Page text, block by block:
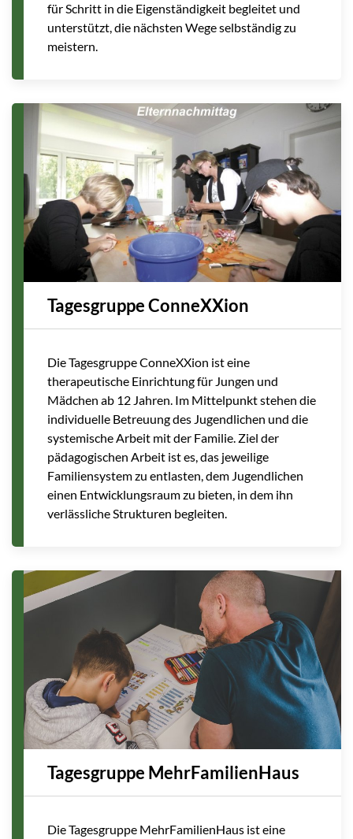
für Schritt in die Eigenständigkeit begleitet und
unterstützt, die nächsten Wege selbständig zu
meistern.
Tagesgruppe ConneXXion
Die Tagesgruppe ConneXXion ist eine
therapeutische Einrichtung für Jungen und
Mädchen ab 12 Jahren. Im Mittelpunkt stehen die
individuelle Betreuung des Jugendlichen und die
systemische Arbeit mit der Familie. Ziel der
pädagogischen Arbeit ist es, das jeweilige
Familiensystem zu entlasten, dem Jugendlichen
einen Entwicklungsraum zu bieten, in dem ihn
verlässliche Strukturen begleiten.
Tagesgruppe MehrFamilienHaus
Die Tagesgruppe MehrFamilienHaus ist eine